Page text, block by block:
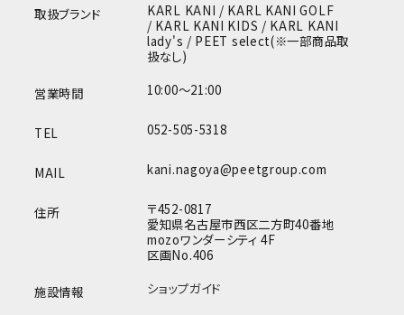
取扱ブランド
KARL KANI / KARL KANI GOLF
/ KARL KANI KIDS / KARL KANI
lady's / PEET select(※一部商品取
扱なし)
営業時間 10:00～21:00
TEL 052-505-5318
MAIL kani.nagoya@peetgroup.com
住所
〒452-0817
愛知県名古屋市西区二方町40番地
mozoワンダーシティ 4F
区画No.406
施設情報 ショップガイド